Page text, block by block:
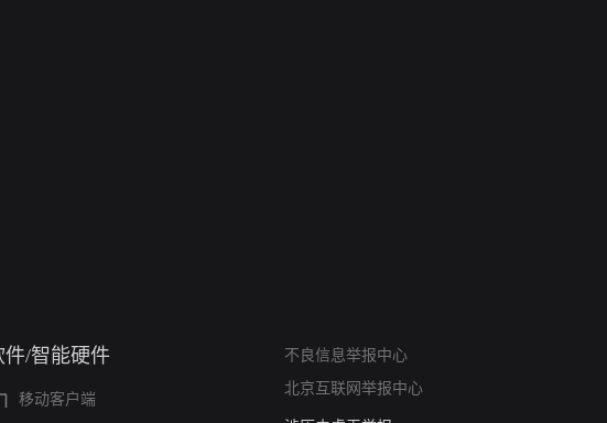
件/智能硬件
移动客户端
不良信息举报中心
北京互联网举报中心
亚运会举报专区